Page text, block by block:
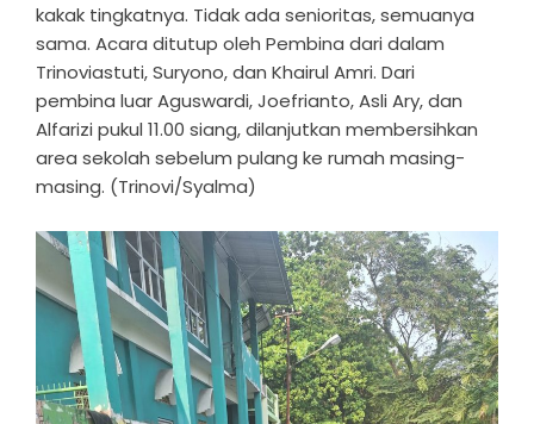
kakak tingkatnya. Tidak ada senioritas, semuanya
sama. Acara ditutup oleh Pembina dari dalam
Trinoviastuti, Suryono, dan Khairul Amri. Dari
pembina luar Aguswardi, Joefrianto, Asli Ary, dan
Alfarizi pukul 11.00 siang, dilanjutkan membersihkan
area sekolah sebelum pulang ke rumah masing-
masing. (Trinovi/Syalma)